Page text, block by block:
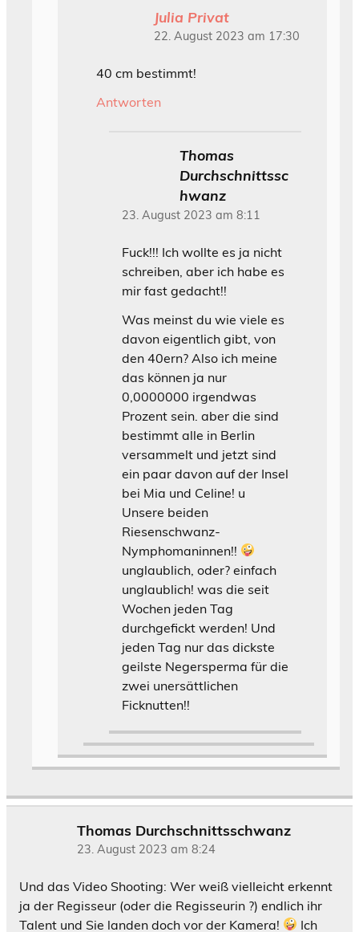
Julia Privat
22. August 2023 am 17:30
40 cm bestimmt!
Antworten
Thomas
Durchschnittssc
hwanz
23. August 2023 am 8:11
Fuck!!! Ich wollte es ja nicht
schreiben, aber ich habe es
mir fast gedacht!!
Was meinst du wie viele es
davon eigentlich gibt, von
den 40ern? Also ich meine
das können ja nur
0,0000000 irgendwas
Prozent sein. aber die sind
bestimmt alle in Berlin
versammelt und jetzt sind
ein paar davon auf der Insel
bei Mia und Celine! u
Unsere beiden
Riesenschwanz-
Nymphomaninnen!!
unglaublich, oder? einfach
unglaublich! was die seit
Wochen jeden Tag
durchgefickt werden! Und
jeden Tag nur das dickste
geilste Negersperma für die
zwei unersättlichen
Ficknutten!!
Thomas Durchschnittsschwanz
23. August 2023 am 8:24
Und das Video Shooting: Wer weiß vielleicht erkennt
ja der Regisseur (oder die Regisseurin ?) endlich ihr
Talent und Sie landen doch vor der Kamera!
Ich